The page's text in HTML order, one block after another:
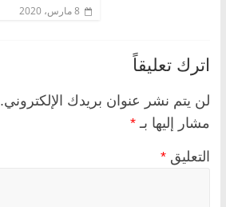
8 مارس، 2020
اترك تعليقاً
لن يتم نشر عنوان بريدك الإلكتروني.
مشار إليها بـ *
التعليق *